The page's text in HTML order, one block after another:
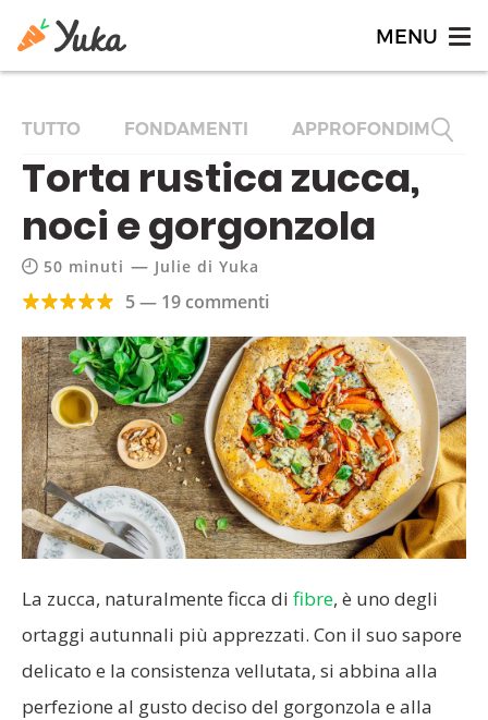
TUTTO FONDAMENTI APPROFONDIMENTI
Torta rustica zucca,
noci e gorgonzola
50 minuti — Julie di Yuka
5 — 19 commenti
La zucca, naturalmente ficca di fibre, è uno degli
ortaggi autunnali più apprezzati. Con il suo sapore
delicato e la consistenza vellutata, si abbina alla
perfezione al gusto deciso del gorgonzola e alla